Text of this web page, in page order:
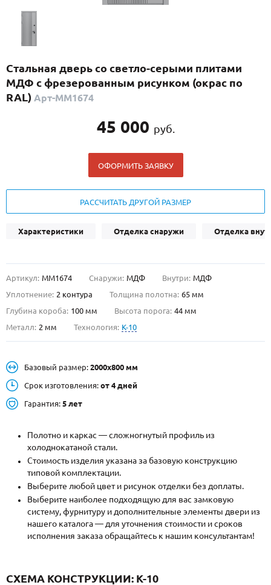
(29)
ПО НАЗНАЧЕНИЮ
ПО КОНСТРУКЦИИ
О НАС
Металлические двери от производителя с доставкой и установкой в
Москве и МО
НАЙТИ:
+7 (495) 411-44-41
INFO@META-M.RU
ЗАПРОСИТЬ РАСЧЕТ
Каталог Распродажа Как купить
Записаться на замер
Стальная дверь со светло-серыми плитами
МДФ с фрезерованным рисунком (окрас по
RAL) Арт-ММ1674
45 000 руб.
ОФОРМИТЬ ЗАЯВКУ
РАССЧИТАТЬ ДРУГОЙ РАЗМЕР
Характеристики Отделка снаружи Отделка
Артикул: ММ1674 Снаружи: МДФ Внутри: МДФ
Уплотнение: 2 контура Толщина полотна: 65 мм
Глубина короба: 100 мм Высота порога: 44 мм
Металл: 2 мм Технология: K-10
Базовый размер: 2000х800 мм
Срок изготовления: от 4 дней
Гарантия: 5 лет
Полотно и каркас — сложногнутый профиль из
холоднокатаной стали.
Стоимость изделия указана за базовую конструкцию
типовой комплектации.
Выберите любой цвет и рисунок отделки без доплаты.
Выберите наиболее подходящую для вас замковую
систему, фурнитуру и дополнительные элементы двери из
нашего каталога — для уточнения стоимости и сроков
исполнения заказа обращайтесь к нашим консультантам!
СХЕМА КОНСТРУКЦИИ: K-10